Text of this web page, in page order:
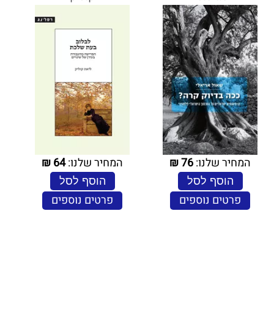
המחיר שלנו:76
₪
הוסף לסל
פרטים נוספים
המחיר שלנו:64
₪
הוסף לסל
פרטים נוספים